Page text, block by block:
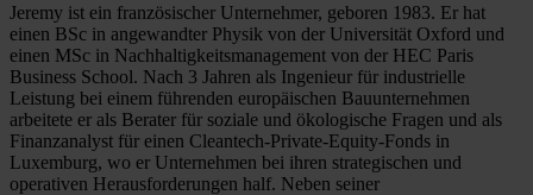
Jeremy ist ein französischer Unternehmer, geboren 1983. Er hat
einen BSc in angewandter Physik von der Universität Oxford und
einen MSc in Nachhaltigkeitsmanagement von der HEC Paris
Business School. Nach 3 Jahren als Ingenieur für industrielle
Leistung bei einem führenden europäischen Bauunternehmen
arbeitete er als Berater für soziale und ökologische Fragen und als
Finanzanalyst für einen Cleantech-Private-Equity-Fonds in
Luxemburg, wo er Unternehmen bei ihren strategischen und
operativen Herausforderungen half. Neben seiner